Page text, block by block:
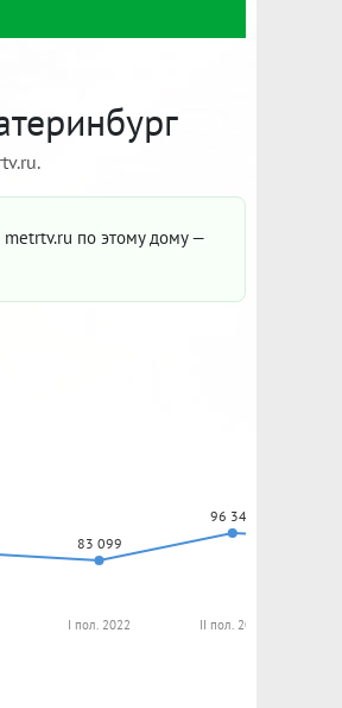
metrtv.ru по этому дому —
83 099
96 349
I пол. 2022 II пол. 2022